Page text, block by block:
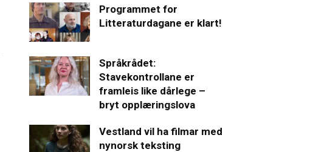
Programmet for
Litteraturdagane er klart!
Språkrådet:
Stavekontrollane er
framleis like dårlege –
bryt opplæringslova
Vestland vil ha filmar med
nynorsk teksting